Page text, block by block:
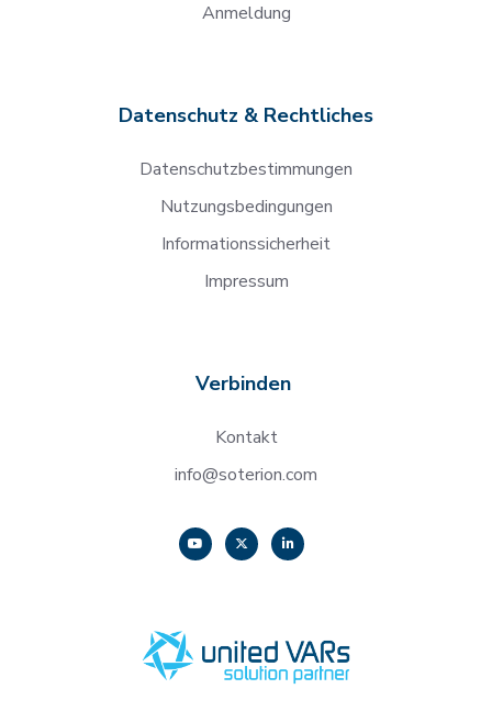
Anmeldung
Datenschutz & Rechtliches
Datenschutzbestimmungen
Nutzungsbedingungen
Informationssicherheit
Impressum
Verbinden
Kontakt
info@soterion.com